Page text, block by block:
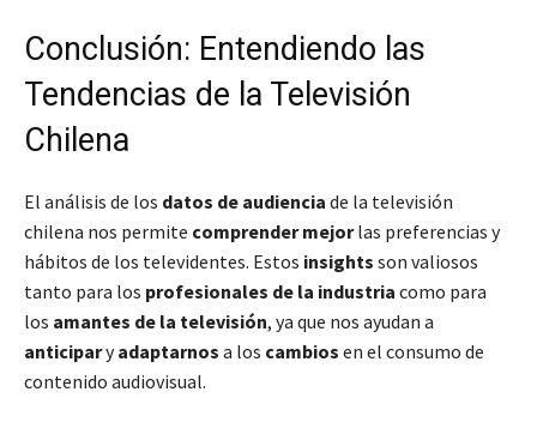
Conclusión: Entendiendo las
Tendencias de la Televisión
Chilena
El análisis de los datos de audiencia de la televisión
chilena nos permite comprender mejorlas preferencias y
hábitos de los televidentes. Estos insights son valiosos
tanto para los profesionales de la industria como para
los amantes de la televisión, ya que nos ayudan a
anticiparyadaptarnos a los cambios en el consumo de
contenido audiovisual.